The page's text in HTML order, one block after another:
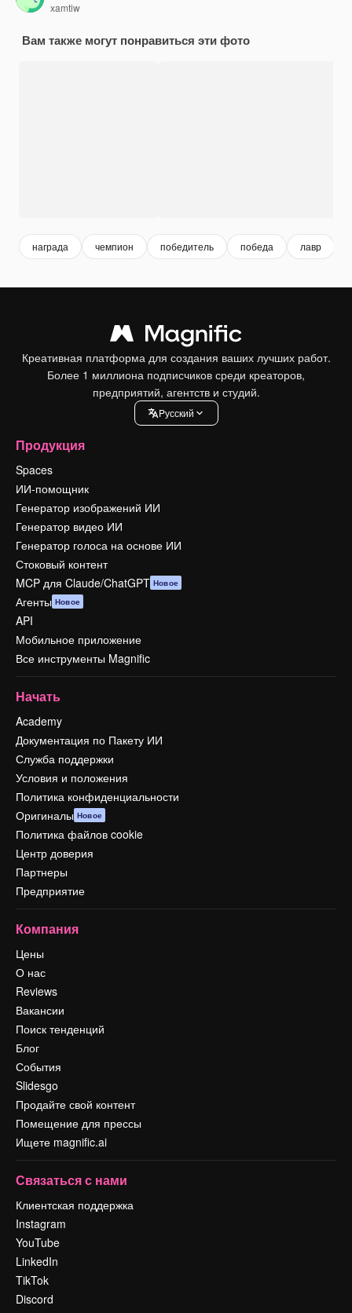
xamtiw
Вам также могут понравиться эти фото
награда чемпион победитель победа лавр
Креативная платформа для создания ваших лучших работ.
Более 1 миллиона подписчиков среди креаторов,
предприятий, агентств и студий.
Pусский
Продукция
Spaces
ИИ-помощник
Генератор изображений ИИ
Генератор видео ИИ
Генератор голоса на основе ИИ
Стоковый контент
MCP для Claude/ChatGPT Новое
Агенты Новое
API
Мобильное приложение
Все инструменты Magnific
Начать
Academy
Документация по Пакету ИИ
Служба поддержки
Условия и положения
Политика конфиденциальности
Оригиналы Новое
Политика файлов cookie
Центр доверия
Партнеры
Предприятие
Компания
Цены
О нас
Reviews
Вакансии
Поиск тенденций
Блог
События
Slidesgo
Продайте свой контент
Помещение для прессы
Ищете magnific.ai
Связаться с нами
Клиентская поддержка
Instagram
YouTube
LinkedIn
TikTok
Discord